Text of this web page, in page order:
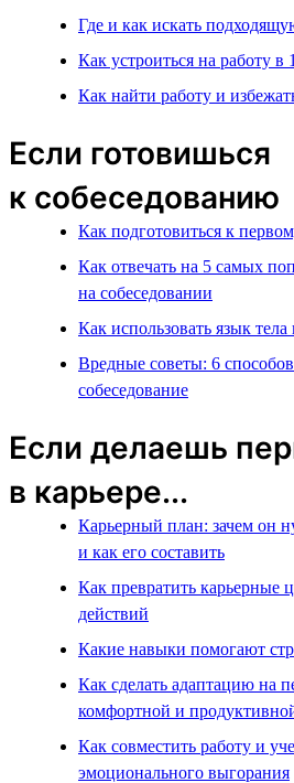
Где и как искать
Как устроиться на работу в
Как найти работу и
Если готовишься
к собеседованию
Как подготовиться к
Как отвечать на 5 самых
на собеседовании
Как использовать язык
Вредные советы: 6
собеседование
Если делаешь
в карьере...
Карьерный план: зачем он
и как его составить
Как превратить карьерные
действий
Какие навыки помогают
Как сделать адаптацию на
комфортной и
Как совместить работу и
эмоционального выгорания